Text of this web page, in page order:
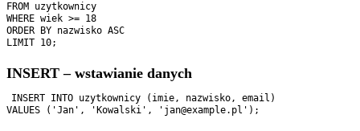
FROM uzytkownicy
WHERE wiek >= 18
ORDER BY nazwisko ASC
INSERT – wstawianie danych
INSERT INTO uzytkownicy (imie, nazwisko, email)